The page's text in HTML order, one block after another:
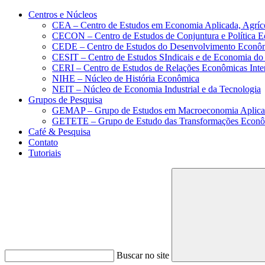
Conteúdo principal Menu principal
Centros e Núcleos
CEA – Centro de Estudos em Economia Aplicada,
CECON – Centro de Estudos de Conjuntura e Política
CEDE – Centro de Estudos do Desenvolvimento
CESIT – Centro de Estudos SIndicais e de Economia
CERI – Centro de Estudos de Relações Econômicas
NIHE – Núcleo de História Econômica
NEIT – Núcleo de Economia Industrial e da Tecnologia
Grupos de Pesquisa
GEMAP – Grupo de Estudos em Macroeconomia
GETETE – Grupo de Estudo das Transformações
Café & Pesquisa
Contato
Tutoriais
Buscar no site